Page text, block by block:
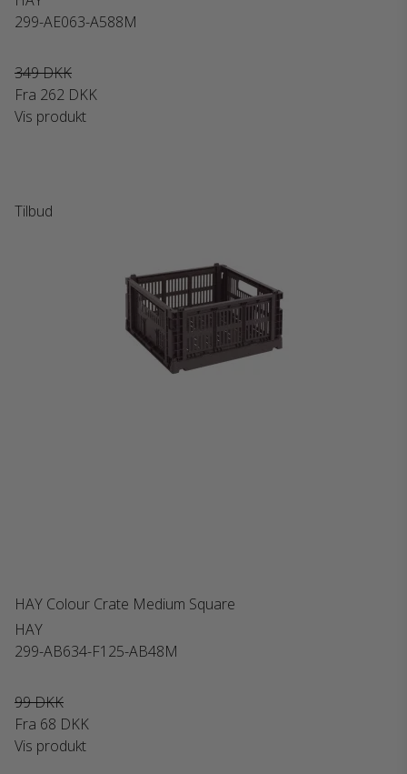
299-AE063-A588M
349 DKK
Fra 262 DKK
Vis produkt
Tilbud
HAY Colour Crate Medium Square
HAY
299-AB634-F125-AB48M
99 DKK
Fra 68 DKK
Vis produkt